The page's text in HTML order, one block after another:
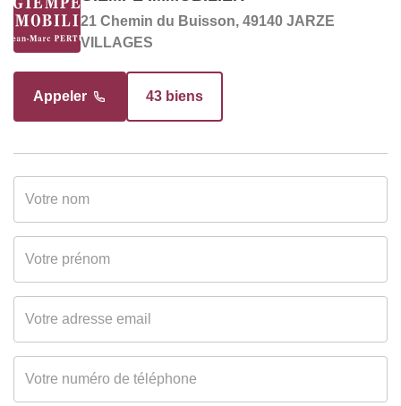
Année construction 1900
INTÉRIEUR
Nombre pièces 3
Salle(s) de bains
Cuisine Sans cuisine
Type Chauffage
21 Chemin du Buisson, 49140 JARZE
VILLAGES
Appeler 43 biens